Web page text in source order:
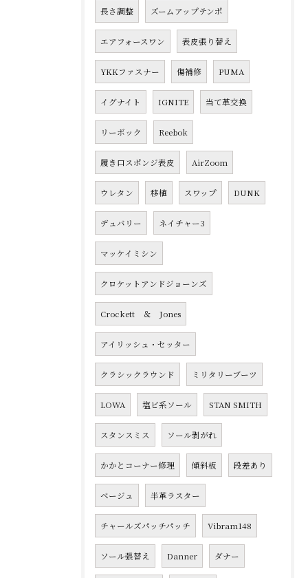
長さ調整 ズームアップテンポ
エアフォースワン 表皮張り替え
YKKファスナー 傷補修 PUMA
イグナイト IGNITE 当て革交換
リーボック Reebok
履き口スポンジ表皮 AirZoom
ウレタン 移植 スワップ DUNK
デュバリー ネイチャー3
マッケイミシン
クロケットアンドジョーンズ
Crockett ＆ Jones
アイリッシュ・セッター
クラシックラウンド ミリタリーブーツ
LOWA 塩ビ系ソール STAN SMITH
スタンスミス ソール剥がれ
かかとコーナー修理 傾斜板 段差あり
ベージュ 半革ラスター
チャールズパッチパッチ Vibram148
ソール張替え Danner ダナー